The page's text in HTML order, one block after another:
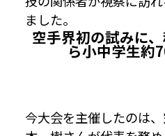
ました。
空手界初の試みに
ら小中学生約
今大会を主催したのは